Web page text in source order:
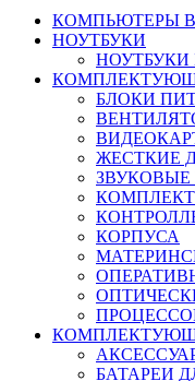
КОМПЬЮТЕРЫ В
НОУТБУКИ
НОУТБУКИ
БЛОКИ
ЖЕСТКИЕ
КОРПУСА
БАТАРЕИ